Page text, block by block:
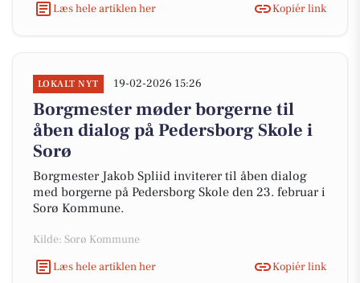
Læs hele artiklen her
Kopiér link
LOKALT NYT 19-02-2026 15:26
Borgmester møder borgerne til
åben dialog på Pedersborg Skole i
Sorø
Borgmester Jakob Spliid inviterer til åben dialog
med borgerne på Pedersborg Skole den 23. februar i
Sorø Kommune.
Kilde: Sorø Kommune
Læs hele artiklen her
Kopiér link